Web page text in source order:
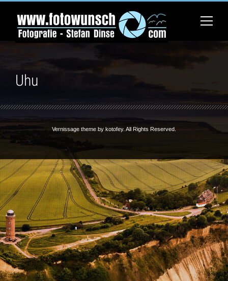
Uhu
Vernissage theme bykotofey. All Rights Reserved.